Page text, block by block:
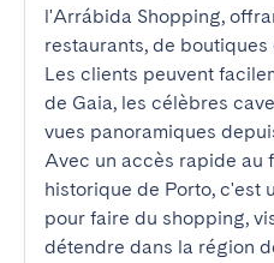
l'Arrábida Shopping,
restaurants, de
Les clients peuvent
de Gaia, les célèbres
vues panoramiques
Avec un accès rapide au
historique de Porto, c'est
pour faire du shopping,
détendre dans la région